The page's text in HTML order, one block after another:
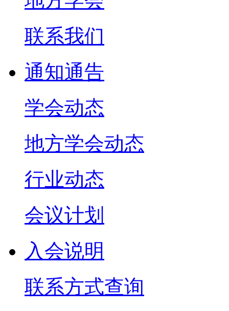
联系我们
通知通告
学会动态
地方学会动态
行业动态
会议计划
入会说明
联系方式查询